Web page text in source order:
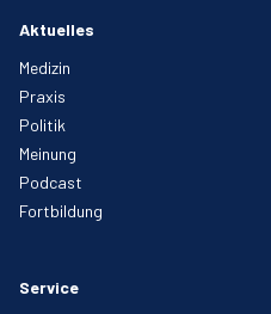
Aktuelles
Medizin
Praxis
Politik
Meinung
Podcast
Fortbildung
Service